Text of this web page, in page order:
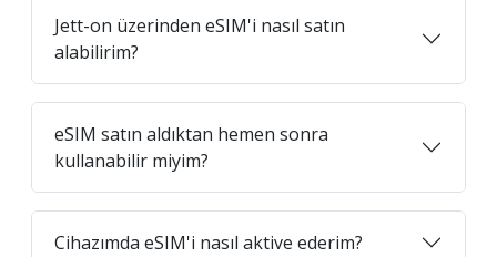
Jett-on üzerinden eSIM'i nasıl satın
alabilirim?
eSIM satın aldıktan hemen sonra
kullanabilir miyim?
Cihazımda eSIM'i nasıl aktive ederim?